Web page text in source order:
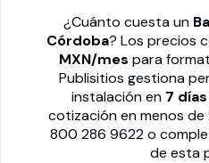
¿Cuánto cuesta un
Córdoba? Los precios
MXN/mes para
Publisitios gestiona
instalación en 7
cotización en menos
800 286 9622o
de esta